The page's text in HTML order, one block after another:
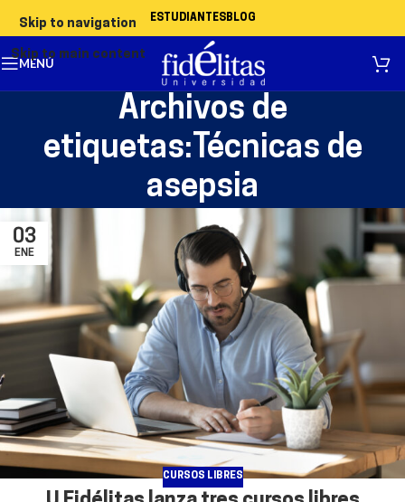
Skip to navigation
Skip to main content
ESTUDIANTESBLOG
MENÚ
Archivos de
etiquetas:Técnicas de
asepsia
03
ENE
CURSOS LIBRES